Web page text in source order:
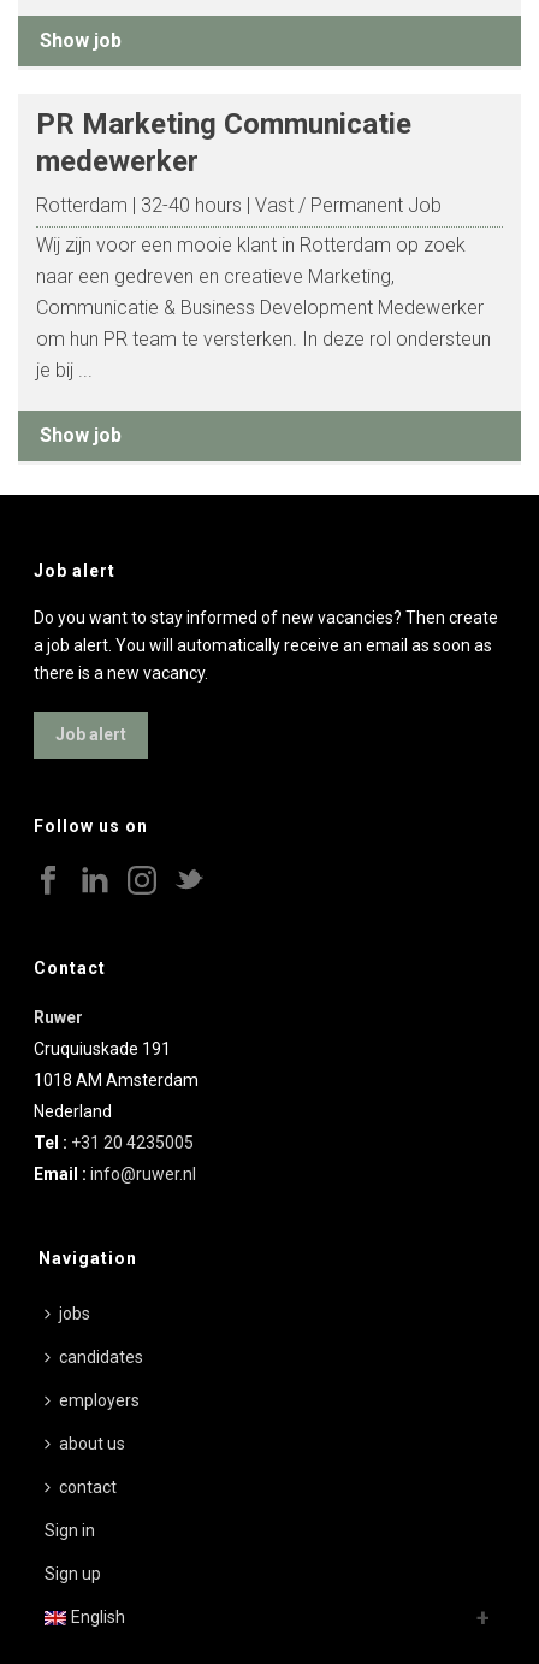
Show job
PR Marketing Communicatie
medewerker
Rotterdam 32-40 hours
Vast / Permanent Job
Wij zijn voor een mooie klant in Rotterdam op zoek
naar een gedreven en creatieve Marketing,
Communicatie & Business Development Medewerker
om hun PR team te versterken. In deze rol ondersteun
je bij ...
Show job
Job alert
Do you want to stay informed of new vacancies? Then create
a job alert. You will automatically receive an email as soon as
there is a new vacancy.
Job alert
Follow us on
Contact
Ruwer
Cruquiuskade 191
1018 AM Amsterdam
Nederland
Tel : +31 20 4235005
Email :info@ruwer.nl
Navigation
jobs
candidates
employers
about us
contact
Sign in
Sign up
English